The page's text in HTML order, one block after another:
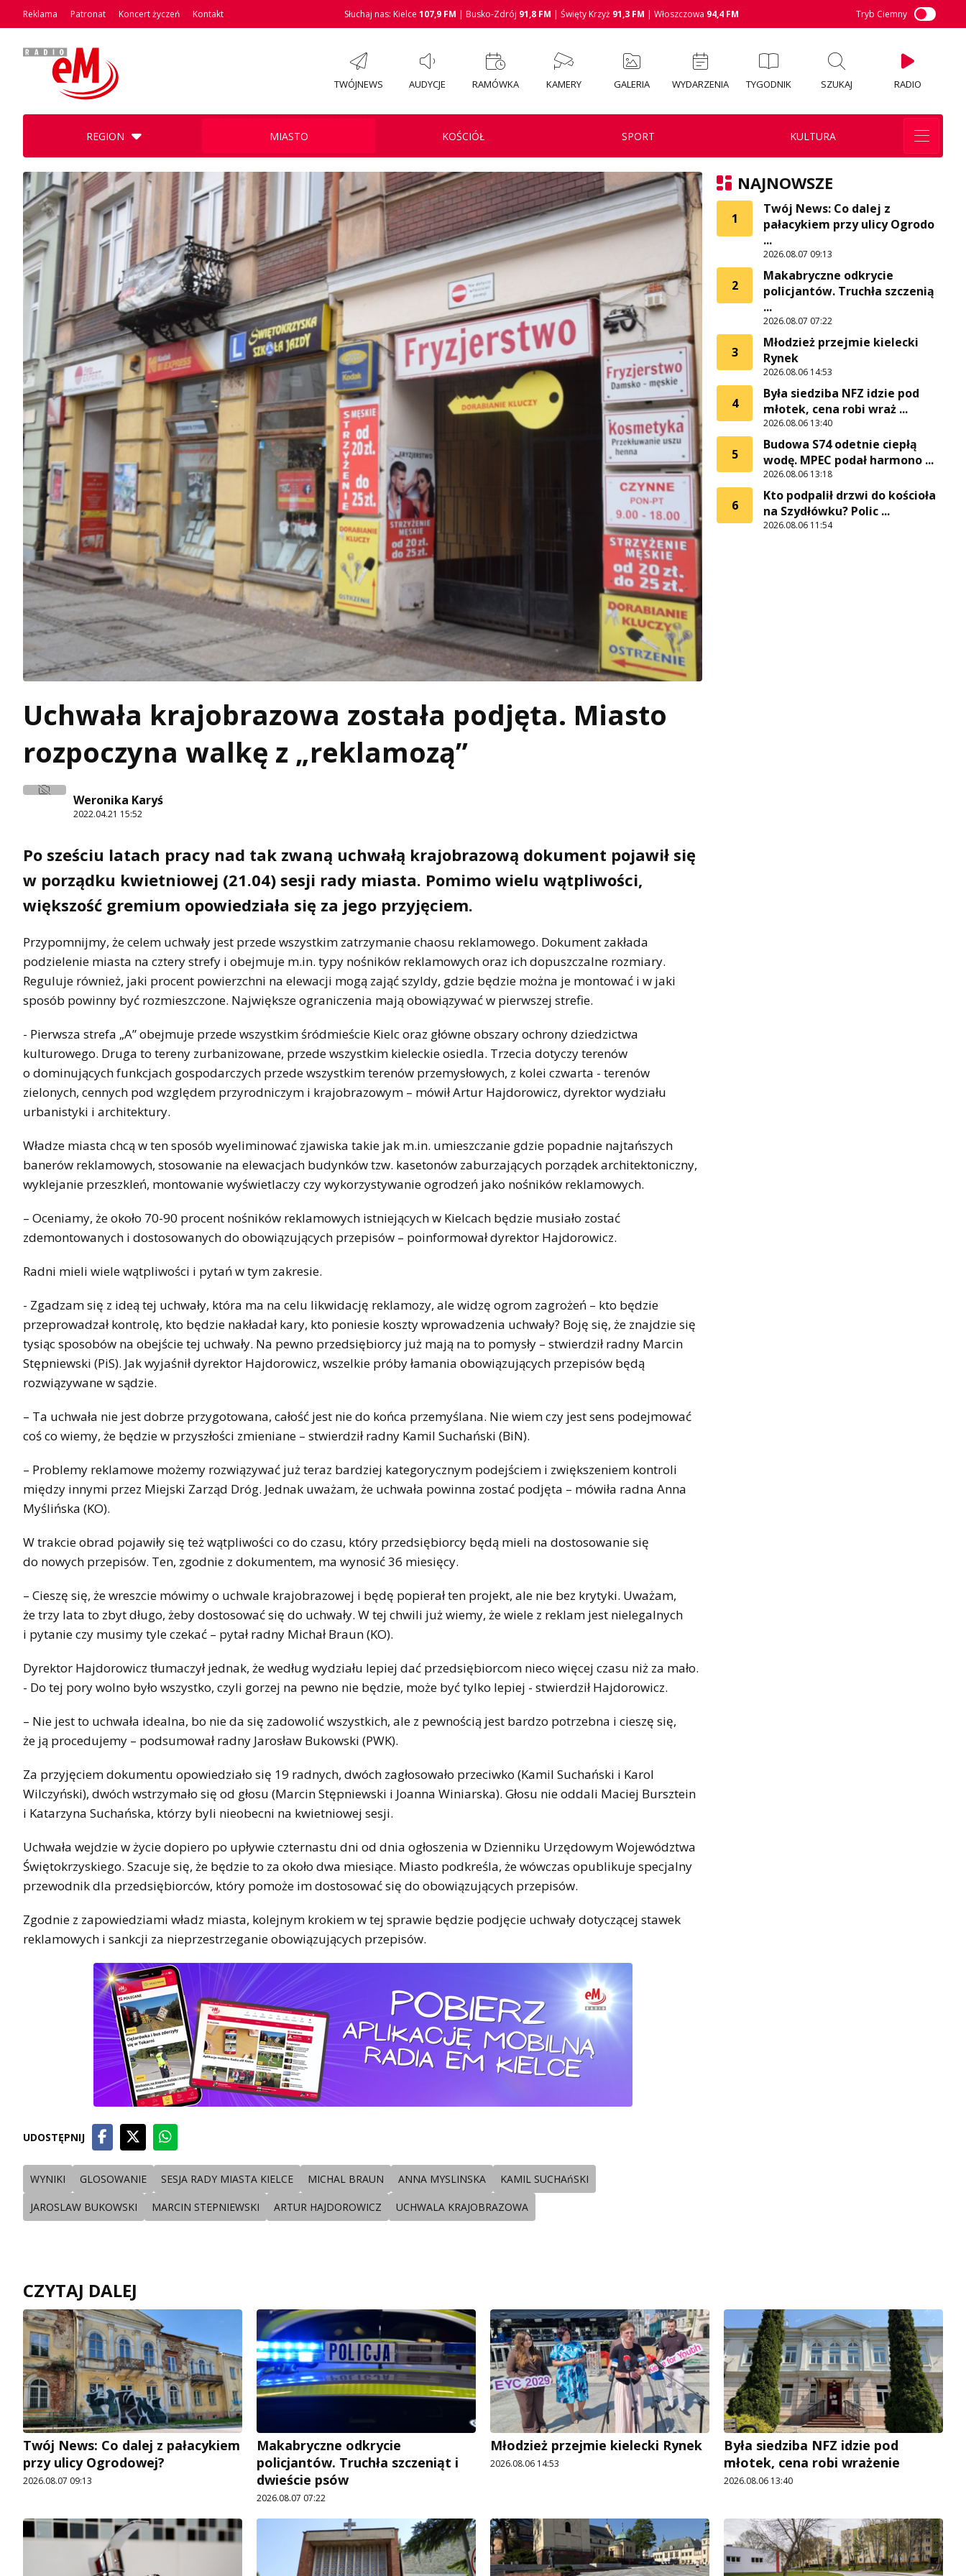
Reklama Patronat Koncert życzeń Kontakt Słuchaj nas: Kielce 107,9 FM | Busko-Zdrój 91,8 FM | Święty Krzyż 91,3 FM | Włoszczowa 94,4 FM Tryb Ciemny
TWÓJNEWS AUDYCJE RAMÓWKA KAMERY GALERIA WYDARZENIA TYGODNIK SZUKAJ RADIO
REGION MIASTO KOŚCIÓŁ SPORT KULTURA
Uchwała krajobrazowa została podjęta. Miasto
rozpoczyna walkę z „reklamozą”
Weronika Karyś
2022.04.21 15:52
Po sześciu latach pracy nad tak zwaną uchwałą krajobrazową dokument pojawił się
w porządku kwietniowej (21.04) sesji rady miasta. Pomimo wielu wątpliwości,
większość gremium opowiedziała się za jego przyjęciem.
Przypomnijmy, że celem uchwały jest przede wszystkim zatrzymanie chaosu reklamowego. Dokument zakłada
podzielenie miasta na cztery strefy i obejmuje m.in. typy nośników reklamowych oraz ich dopuszczalne rozmiary.
Reguluje również, jaki procent powierzchni na elewacji mogą zająć szyldy, gdzie będzie można je montować i w jaki
sposób powinny być rozmieszczone. Największe ograniczenia mają obowiązywać w pierwszej strefie.
- Pierwsza strefa „A” obejmuje przede wszystkim śródmieście Kielc oraz główne obszary ochrony dziedzictwa
kulturowego. Druga to tereny zurbanizowane, przede wszystkim kieleckie osiedla. Trzecia dotyczy terenów
o dominujących funkcjach gospodarczych przede wszystkim terenów przemysłowych, z kolei czwarta - terenów
zielonych, cennych pod względem przyrodniczym i krajobrazowym – mówił Artur Hajdorowicz, dyrektor wydziału
urbanistyki i architektury.
Władze miasta chcą w ten sposób wyeliminować zjawiska takie jak m.in. umieszczanie gdzie popadnie najtańszych
banerów reklamowych, stosowanie na elewacjach budynków tzw. kasetonów zaburzających porządek architektoniczny,
wyklejanie przeszkleń, montowanie wyświetlaczy czy wykorzystywanie ogrodzeń jako nośników reklamowych.
– Oceniamy, że około 70-90 procent nośników reklamowych istniejących w Kielcach będzie musiało zostać
zdemontowanych i dostosowanych do obowiązujących przepisów – poinformował dyrektor Hajdorowicz.
Radni mieli wiele wątpliwości i pytań w tym zakresie.
- Zgadzam się z ideą tej uchwały, która ma na celu likwidację reklamozy, ale widzę ogrom zagrożeń – kto będzie
przeprowadzał kontrolę, kto będzie nakładał kary, kto poniesie koszty wprowadzenia uchwały? Boję się, że znajdzie się
tysiąc sposobów na obejście tej uchwały. Na pewno przedsiębiorcy już mają na to pomysły – stwierdził radny Marcin
Stępniewski (PiS). Jak wyjaśnił dyrektor Hajdorowicz, wszelkie próby łamania obowiązujących przepisów będą
rozwiązywane w sądzie.
– Ta uchwała nie jest dobrze przygotowana, całość jest nie do końca przemyślana. Nie wiem czy jest sens podejmować
coś co wiemy, że będzie w przyszłości zmieniane – stwierdził radny Kamil Suchański (BiN).
– Problemy reklamowe możemy rozwiązywać już teraz bardziej kategorycznym podejściem i zwiększeniem kontroli
między innymi przez Miejski Zarząd Dróg. Jednak uważam, że uchwała powinna zostać podjęta – mówiła radna Anna
Myślińska (KO).
W trakcie obrad pojawiły się też wątpliwości co do czasu, który przedsiębiorcy będą mieli na dostosowanie się
do nowych przepisów. Ten, zgodnie z dokumentem, ma wynosić 36 miesięcy.
– Cieszę się, że wreszcie mówimy o uchwale krajobrazowej i będę popierał ten projekt, ale nie bez krytyki. Uważam,
że trzy lata to zbyt długo, żeby dostosować się do uchwały. W tej chwili już wiemy, że wiele z reklam jest nielegalnych
i pytanie czy musimy tyle czekać – pytał radny Michał Braun (KO).
Dyrektor Hajdorowicz tłumaczył jednak, że według wydziału lepiej dać przedsiębiorcom nieco więcej czasu niż za mało.
- Do tej pory wolno było wszystko, czyli gorzej na pewno nie będzie, może być tylko lepiej - stwierdził Hajdorowicz.
– Nie jest to uchwała idealna, bo nie da się zadowolić wszystkich, ale z pewnością jest bardzo potrzebna i cieszę się,
że ją procedujemy – podsumował radny Jarosław Bukowski (PWK).
Za przyjęciem dokumentu opowiedziało się 19 radnych, dwóch zagłosowało przeciwko (Kamil Suchański i Karol
Wilczyński), dwóch wstrzymało się od głosu (Marcin Stępniewski i Joanna Winiarska). Głosu nie oddali Maciej Bursztein
i Katarzyna Suchańska, którzy byli nieobecni na kwietniowej sesji.
Uchwała wejdzie w życie dopiero po upływie czternastu dni od dnia ogłoszenia w Dzienniku Urzędowym Województwa
Świętokrzyskiego. Szacuje się, że będzie to za około dwa miesiące. Miasto podkreśla, że wówczas opublikuje specjalny
przewodnik dla przedsiębiorców, który pomoże im dostosować się do obowiązujących przepisów.
Zgodnie z zapowiedziami władz miasta, kolejnym krokiem w tej sprawie będzie podjęcie uchwały dotyczącej stawek
reklamowych i sankcji za nieprzestrzeganie obowiązujących przepisów.
UDOSTĘPNIJ
WYNIKI GLOSOWANIE SESJA RADY MIASTA KIELCE MICHAL BRAUN ANNA MYSLINSKA KAMIL SUCHAńSKI
JAROSLAW BUKOWSKI MARCIN STEPNIEWSKI ARTUR HAJDOROWICZ UCHWALA KRAJOBRAZOWA
NAJNOWSZE
1
Twój News: Co dalej z
pałacykiem przy ulicy Ogrodo
...
2026.08.07 09:13
2
Makabryczne odkrycie
policjantów. Truchła szczenią
...
2026.08.07 07:22
3
Młodzież przejmie kielecki
Rynek
2026.08.06 14:53
4
Była siedziba NFZ idzie pod
młotek, cena robi wraż ...
2026.08.06 13:40
5
Budowa S74 odetnie ciepłą
wodę. MPEC podał harmono ...
2026.08.06 13:18
6
Kto podpalił drzwi do kościoła
na Szydłówku? Polic ...
2026.08.06 11:54
CZYTAJ DALEJ
Twój News: Co dalej z pałacykiem
przy ulicy Ogrodowej?
2026.08.07 09:13
Makabryczne odkrycie
policjantów. Truchła szczeniąt i
dwieście psów
2026.08.07 07:22
Młodzież przejmie kielecki Rynek
2026.08.06 14:53
Była siedziba NFZ idzie pod
młotek, cena robi wrażenie
2026.08.06 13:40